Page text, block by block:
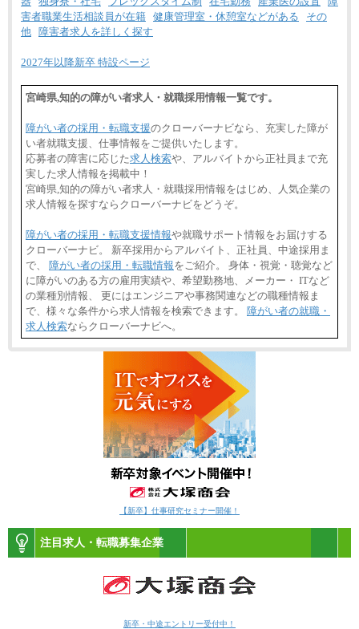
害者職業生活相談員が在籍 健康管理室・休憩室などがある
その
他
障害者求人を詳しく探す
2027年以降新卒 特設ページ
宮崎県,知的の障がい者求人・就職採用情報一覧です。
障がい者の採用・転職支援のクローバーナビなら、充実した障が
い者就職支援、仕事情報をご提供いたします。
応募者の障害に応じた求人検索や、アルバイトから正社員まで充
実した求人情報を掲載中！
宮崎県,知的の障がい者求人・就職採用情報をはじめ、人気企業の
求人情報を探すならクローバーナビをどうぞ。
障がい者の採用・転職支援情報や就職サポート情報をお届けする
クローバーナビ。 新卒採用からアルバイト、正社員、中途採用ま
で、 障がい者の採用・転職情報をご紹介。 身体・視覚・聴覚など
に障がいのある方の雇用実績や、希望勤務地、メーカー・ ITなど
の業種別情報、 更にはエンジニアや事務関連などの職種情報ま
で、様々な条件から求人情報を検索できます。 障がい者の就職・
求人検索ならクローバーナビへ。
【新卒】仕事研究セミナー開催！
注目求人・転職募集企業
新卒・中途エントリー受付中！